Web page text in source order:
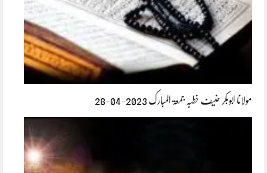
مولانا ابوبکر حنیف خطبہ جمعۃ المبارک 2023-04-28